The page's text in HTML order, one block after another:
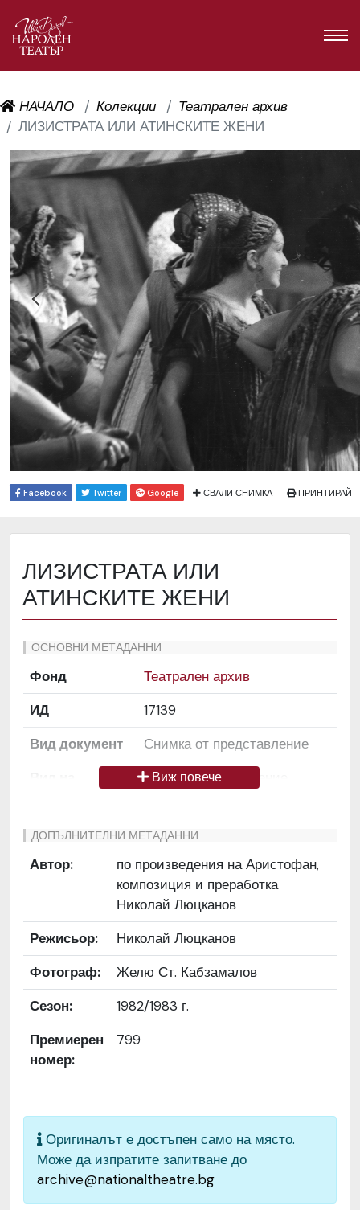
НАЧАЛО Колекции
Театрален архив
ЛИЗИСТРАТА ИЛИ АТИНСКИТЕ ЖЕНИ
Facebook Twitter Google СВАЛИ СНИМКА ПРИНТИРАЙ
ЛИЗИСТРАТА ИЛИ
АТИНСКИТЕ ЖЕНИ
ОСНОВНИ МЕТАДАННИ
Фонд
Театрален архив
ИД
17139
Вид документ
Снимка от представление
Снимка / изображение
Език на
Български
Да се цитира източник:
„Художествен архив НТ
„Иван Вазов“
Предоставяща
страна
България
Качество на
изображението
Средно
Институция
Виж повече
ДОПЪЛНИТЕЛНИ МЕТАДАННИ
Автор:
по произведения на Аристофан,
композиция и преработка
Николай Люцканов
Режисьор:
Николай Люцканов
Фотограф:
Желю Ст. Кабзамалов
Сезон:
1982/1983 г.
Премиерен
номер:
799
Оригиналът е достъпен само на място.
Може да изпратите запитване до
archive@nationaltheatre.bg